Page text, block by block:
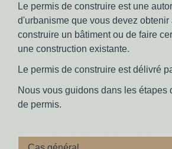
Le permis de construire est une
d'urbanisme que vous devez obtenir
construire un bâtiment ou de faire
une construction existante.
Le permis de construire est délivré
Nous vous guidons dans les étapes
de permis.